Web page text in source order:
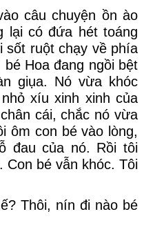
câu chuyện ồn ào
lại có đứa hét toáng
sốt ruột chạy về phía
Hoa đang ngồi bệt
giụa. Nó vừa khóc
xíu xinh xinh của
cái, chắc nó vừa
ôm con bé vào lòng,
đau của nó. Rồi tôi
bé vẫn khóc. Tôi
Thôi, nín đi nào bé